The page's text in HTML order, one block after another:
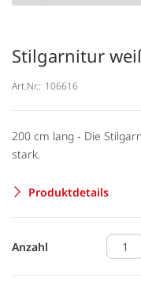
Stilgarnitur
Art.Nr.: 106616
200 cm lang - Die
stark.
Produktdetails
Anzahl